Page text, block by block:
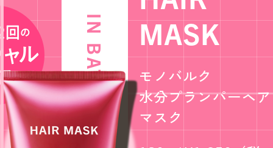
PRODUCTS
NEWS
Q & A
IN BATH
MASK
モノバルク
水分プランパーヘア
マスク